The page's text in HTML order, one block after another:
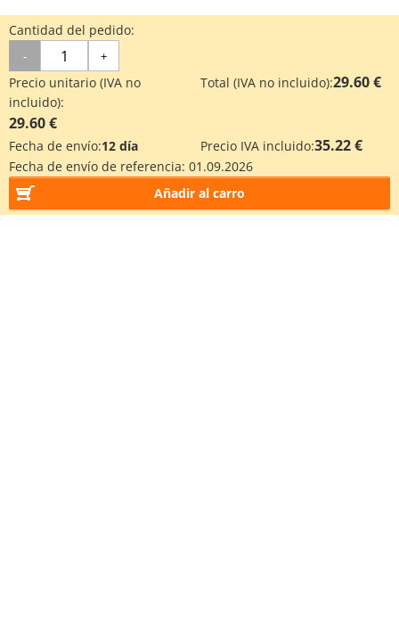
Cantidad del pedido:
- +
Precio unitario (IVA no
incluido):
29.60 €
Total (IVA no incluido):29.60 €
Fecha de envío:12 día Precio IVA incluido:35.22 €
Fecha de envío de referencia: 01.09.2026
Añadir al carro